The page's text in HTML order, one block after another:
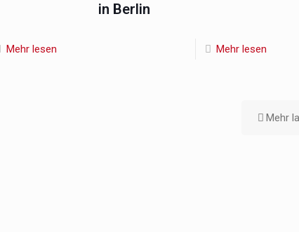
Mehr lesen
in Berlin
Mehr lesen
Mehr